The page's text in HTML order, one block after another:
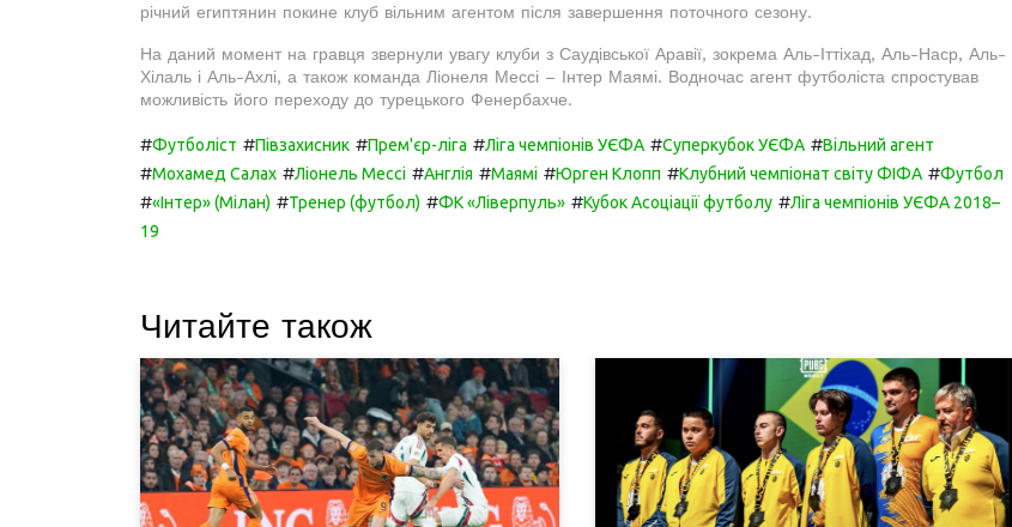
річний египтянин покине клуб вільним агентом після завершення поточного сезону.
На даний момент на гравця звернули увагу клуби з Саудівської Аравії, зокрема Аль-Іттіхад, Аль-Наср, Аль-
Хілаль і Аль-Ахлі, а також команда Ліонеля Мессі – Інтер Маямі. Водночас агент футболіста спростував
можливість його переходу до турецького Фенербахче.
#Футболіст #Півзахисник #Прем'єр-ліга #Ліга чемпіонів УЄФА #Суперкубок УЄФА #Вільний агент
#Мохамед Салах #Ліонель Мессі #Англія #Маямі #Юрген Клопп #Клубний чемпіонат світу ФІФА #Футбол
#«Інтер» (Мілан) #Тренер (футбол) #ФК «Ліверпуль» #Кубок Асоціації футболу #Ліга чемпіонів УЄФА 2018–
19
Читайте також